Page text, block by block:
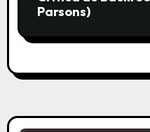
Parsons)